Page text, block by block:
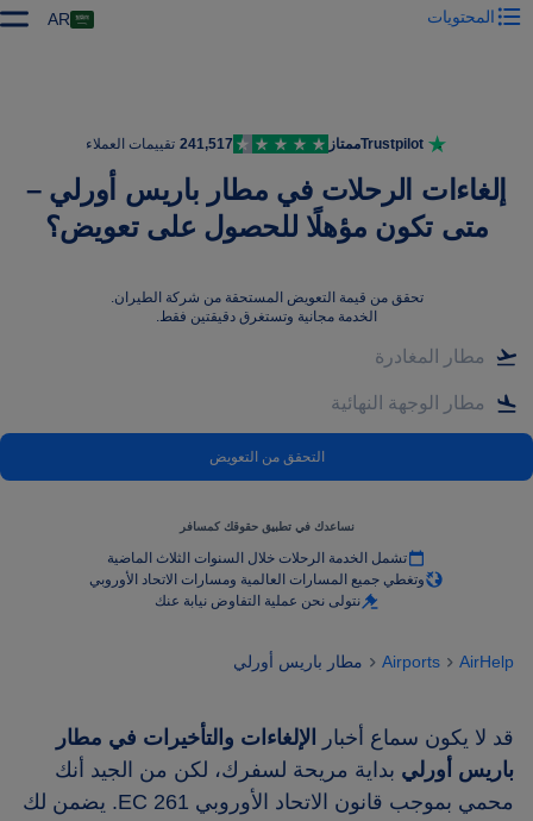
AR المحتويات
Trustpilotممتاز 241,517 تقييمات العملاء
إلغاءات الرحلات في مطار باريس أورلي –
متى تكون مؤهلًا للحصول على تعويض؟
تحقق من قيمة التعويض المستحقة من شركة الطيران.
الخدمة مجانية وتستغرق دقيقتين فقط.
التحقق من التعويض
نساعدك في تطبيق حقوقك كمسافر
تشمل الخدمة الرحلات خلال السنوات الثلاث الماضية
وتغطي جميع المسارات العالمية ومسارات الاتحاد الأوروبي
نتولى نحن عملية التفاوض نيابة عنك
AirHelp
Airports مطار باريس أورلي
قد لا يكون سماع أخبار
الإلغاءات والتأخيرات في مطار
باريس أورلي بداية مريحة لسفرك، لكن من الجيد أنك
محمي بموجب قانون الاتحاد الأوروبي EC 261. يضمن لك